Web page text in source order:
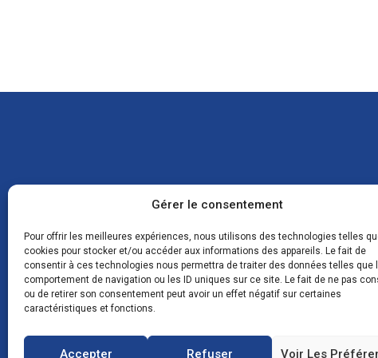
Gérer le consentement
Pour offrir les meilleures expériences, nous utilisons des technologies telles
cookies pour stocker et/ou accéder aux informations des appareils. Le fait de
consentir à ces technologies nous permettra de traiter des données telles que
comportement de navigation ou les ID uniques sur ce site. Le fait de ne pas
ou de retirer son consentement peut avoir un effet négatif sur certaines
caractéristiques et fonctions.
Accepter Refuser Voir Les
Zone
08350